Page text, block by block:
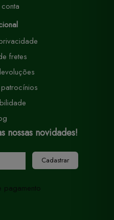
fretes
nossas novidades!
Cadastrar